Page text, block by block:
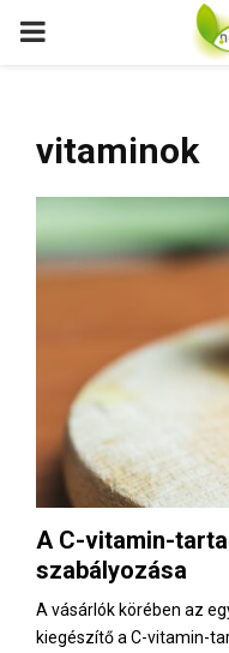
P
M
M
E
N
vitaminok
A C-vitamin-
szabályozása
A vásárlók körében az
kiegészítő a C-vitamin-